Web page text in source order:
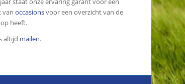
vanoccasionsvoor een overzicht van de
heeft.
altijd mailen.